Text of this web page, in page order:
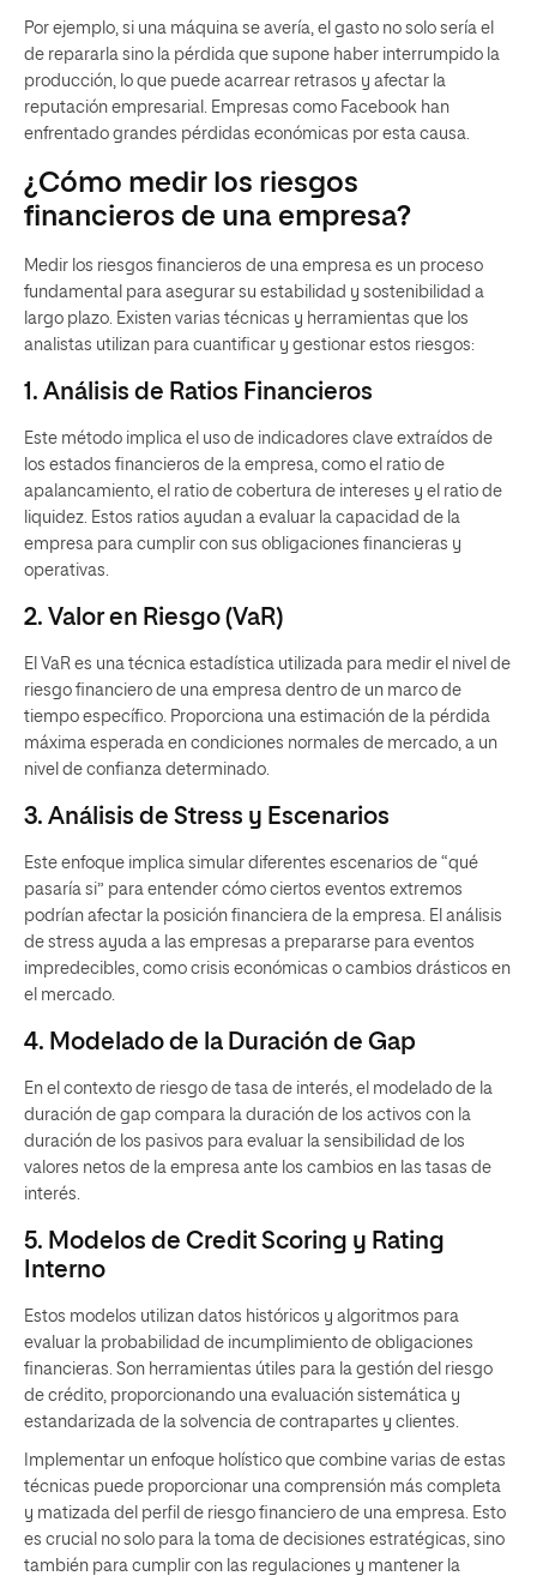
Por ejemplo, si una máquina se avería, el gasto no solo sería el
de repararla sino la pérdida que supone haber interrumpido la
producción, lo que puede acarrear retrasos y afectar la
reputación empresarial. Empresas como Facebook han
enfrentado grandes pérdidas económicas por esta causa.
¿Cómo medir los riesgos
financieros de una empresa?
Medir los riesgos financieros de una empresa es un proceso
fundamental para asegurar su estabilidad y sostenibilidad a
largo plazo. Existen varias técnicas y herramientas que los
analistas utilizan para cuantificar y gestionar estos riesgos:
1. Análisis de Ratios Financieros
Este método implica el uso de indicadores clave extraídos de
los estados financieros de la empresa, como el ratio de
apalancamiento, el ratio de cobertura de intereses y el ratio de
liquidez. Estos ratios ayudan a evaluar la capacidad de la
empresa para cumplir con sus obligaciones financieras y
operativas.
2. Valor en Riesgo (VaR)
El VaR es una técnica estadística utilizada para medir el nivel de
riesgo financiero de una empresa dentro de un marco de
tiempo específico. Proporciona una estimación de la pérdida
máxima esperada en condiciones normales de mercado, a un
nivel de confianza determinado.
3. Análisis de Stress y Escenarios
Este enfoque implica simular diferentes escenarios de “qué
pasaría si” para entender cómo ciertos eventos extremos
podrían afectar la posición financiera de la empresa. El análisis
de stress ayuda a las empresas a prepararse para eventos
impredecibles, como crisis económicas o cambios drásticos en
el mercado.
4. Modelado de la Duración de Gap
En el contexto de riesgo de tasa de interés, el modelado de la
duración de gap compara la duración de los activos con la
duración de los pasivos para evaluar la sensibilidad de los
valores netos de la empresa ante los cambios en las tasas de
interés.
5. Modelos de Credit Scoring y Rating
Interno
Estos modelos utilizan datos históricos y algoritmos para
evaluar la probabilidad de incumplimiento de obligaciones
financieras. Son herramientas útiles para la gestión del riesgo
de crédito, proporcionando una evaluación sistemática y
estandarizada de la solvencia de contrapartes y clientes.
Implementar un enfoque holístico que combine varias de estas
técnicas puede proporcionar una comprensión más completa
y matizada del perfil de riesgo financiero de una empresa. Esto
es crucial no solo para la toma de decisiones estratégicas, sino
también para cumplir con las regulaciones y mantener la